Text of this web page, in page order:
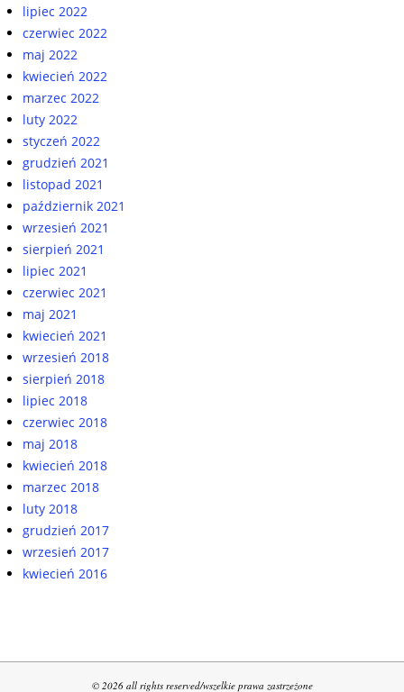
lipiec 2022
czerwiec 2022
maj 2022
kwiecień 2022
marzec 2022
luty 2022
styczeń 2022
grudzień 2021
listopad 2021
październik 2021
wrzesień 2021
sierpień 2021
lipiec 2021
czerwiec 2021
maj 2021
kwiecień 2021
wrzesień 2018
sierpień 2018
lipiec 2018
czerwiec 2018
maj 2018
kwiecień 2018
marzec 2018
luty 2018
grudzień 2017
wrzesień 2017
kwiecień 2016
© 2026 all rights reserved/wszelkie prawa zastrzeżone